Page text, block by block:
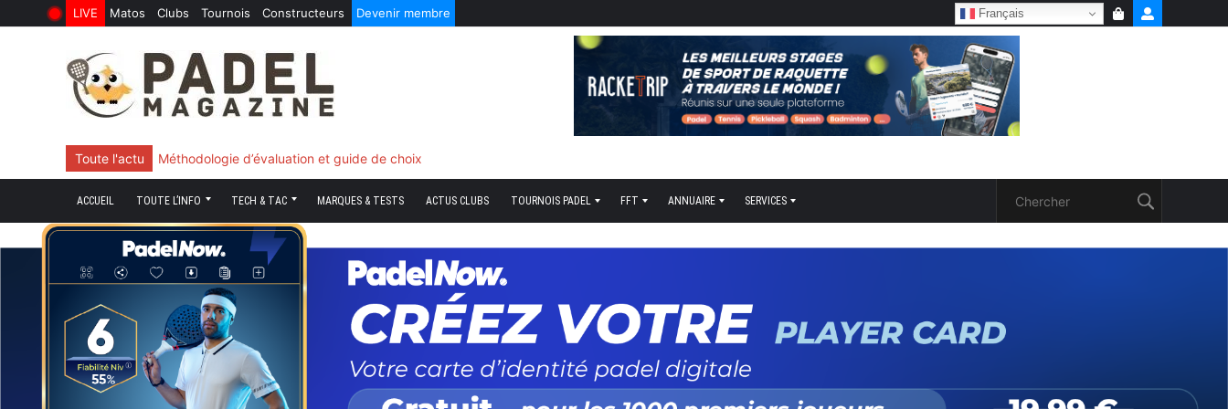
LIVE Matos Clubs Tournois Constructeurs Devenir membre Français
Toute l'actu Méthodologie d’évaluation et guide de choix
ACCUEIL TOUTE L’INFO TECH & TAC
10 Juin 2026
MARQUES & TESTS ACTUS CLUBS TOURNOIS PADEL FFT ANNUAIRE SERVICES